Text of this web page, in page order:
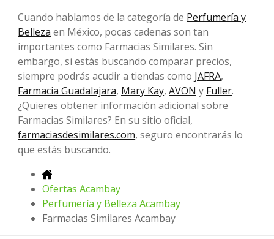
Cuando hablamos de la categoría de Perfumería y
Belleza en México, pocas cadenas son tan
importantes como Farmacias Similares. Sin
embargo, si estás buscando comparar precios,
siempre podrás acudir a tiendas como JAFRA,
Farmacia Guadalajara, Mary Kay, AVON y Fuller.
¿Quieres obtener información adicional sobre
Farmacias Similares? En su sitio oficial,
farmaciasdesimilares.com, seguro encontrarás lo
que estás buscando.
Ofertas Acambay
Perfumería y Belleza Acambay
Farmacias Similares Acambay